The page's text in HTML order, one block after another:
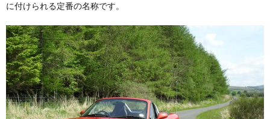
に付けられる定番の名称です。